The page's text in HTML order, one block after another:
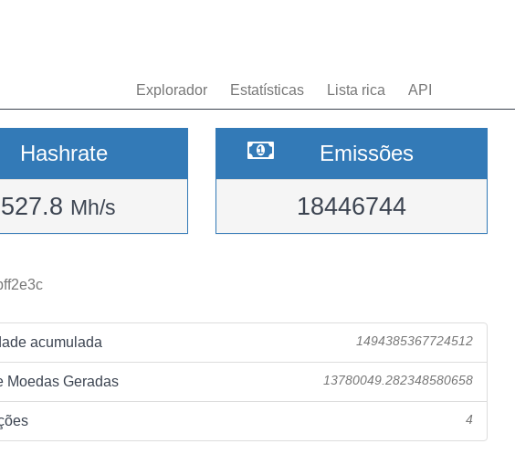
Explorador Estatísticas Lista rica API
Hashrate
Mh/s
Emissões
18446744
acumulada 1494385367724512
Moedas Geradas 13780049.282348580658
4